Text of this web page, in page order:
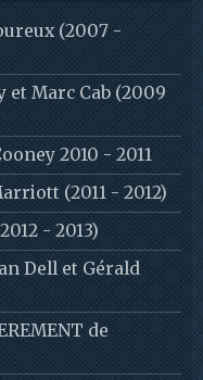
(2007 -
et Marc Cab (2009
2010 - 2011
(2011 - 2012)
- 2013)
Dell et Gérald
de